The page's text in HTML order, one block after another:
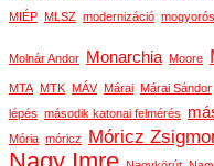
MIÉP MLSZ modernizáció
Molnár Andor Monarchia Moore
MTA MTK MÁV Márai Márai Sándor
lépés második katonai felmérés
Mória móricz Móricz